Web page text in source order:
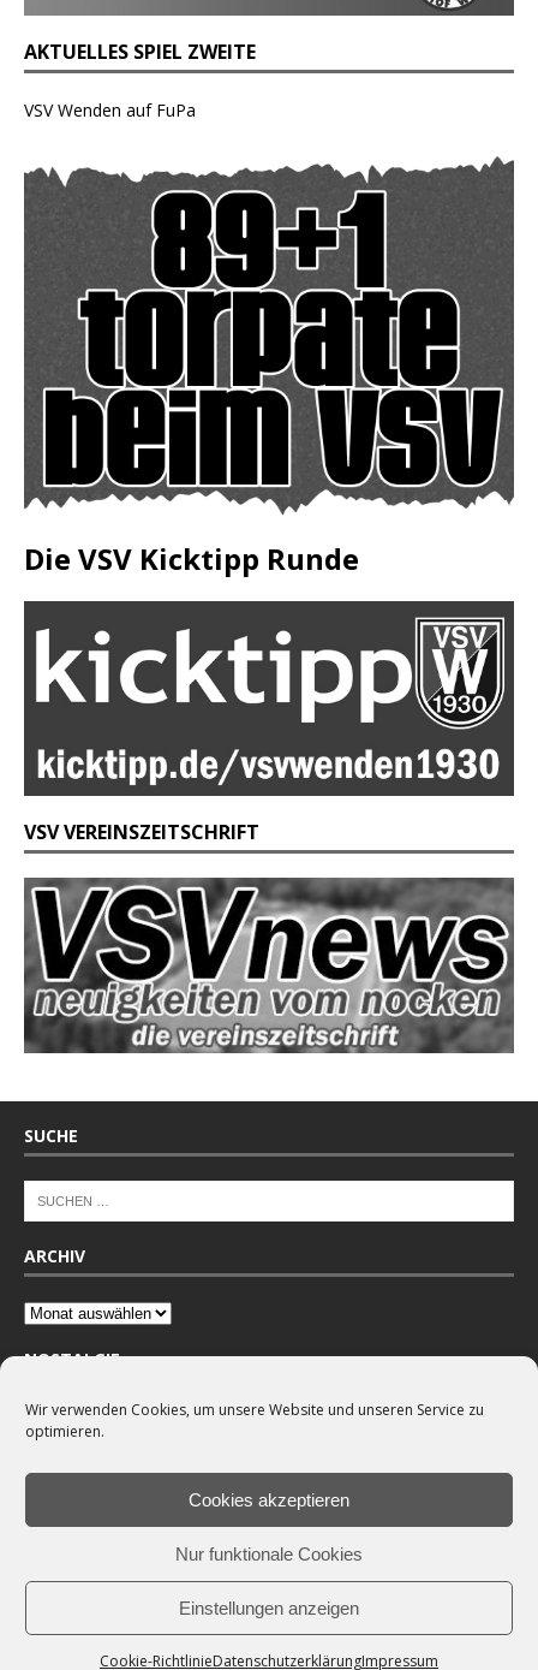
Wir verwenden Cookies, um unsere Website und unseren Service zu
optimieren.
Cookies akzeptieren
Nur funktionale Cookies
Einstellungen anzeigen
Cookie-RichtlinieDatenschutzerklärungImpressum
AKTUELLES SPIEL ZWEITE
VSV Wenden auf FuPa
Die VSV Kicktipp Runde
VSV VEREINSZEITSCHRIFT
SUCHE
ARCHIV
NOSTALGIE